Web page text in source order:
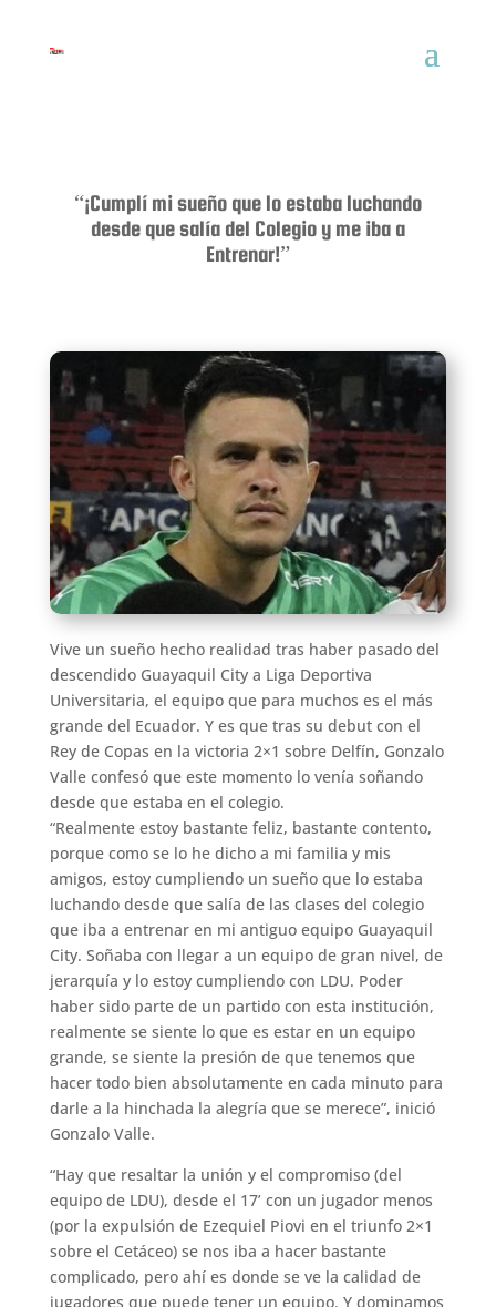
“¡Cumplí mi sueño que lo estaba luchando
desde que salía del Colegio y me iba a
Entrenar!”
Vive un sueño hecho realidad tras haber pasado del
descendido Guayaquil City a Liga Deportiva
Universitaria, el equipo que para muchos es el más
grande del Ecuador. Y es que tras su debut con el
Rey de Copas en la victoria 2×1 sobre Delfín, Gonzalo
Valle confesó que este momento lo venía soñando
desde que estaba en el colegio.
“Realmente estoy bastante feliz, bastante contento,
porque como se lo he dicho a mi familia y mis
amigos, estoy cumpliendo un sueño que lo estaba
luchando desde que salía de las clases del colegio
que iba a entrenar en mi antiguo equipo Guayaquil
City. Soñaba con llegar a un equipo de gran nivel, de
jerarquía y lo estoy cumpliendo con LDU. Poder
haber sido parte de un partido con esta institución,
realmente se siente lo que es estar en un equipo
grande, se siente la presión de que tenemos que
hacer todo bien absolutamente en cada minuto para
darle a la hinchada la alegría que se merece”, inició
Gonzalo Valle.
“Hay que resaltar la unión y el compromiso (del
equipo de LDU), desde el 17’ con un jugador menos
(por la expulsión de Ezequiel Piovi en el triunfo 2×1
sobre el Cetáceo) se nos iba a hacer bastante
complicado, pero ahí es donde se ve la calidad de
jugadores que puede tener un equipo. Y dominamos